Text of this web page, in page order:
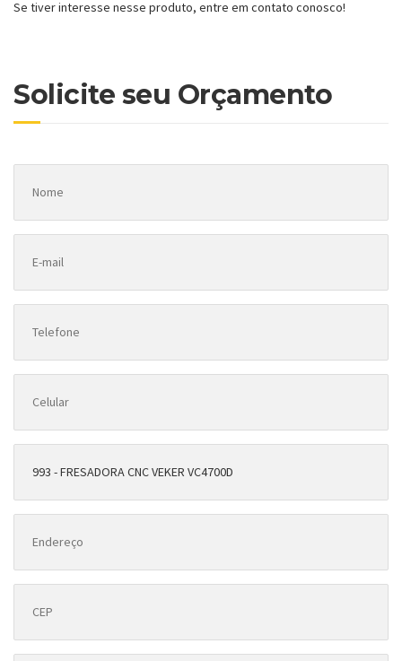
Se tiver interesse nesse produto, entre em contato conosco!
Solicite seu Orçamento